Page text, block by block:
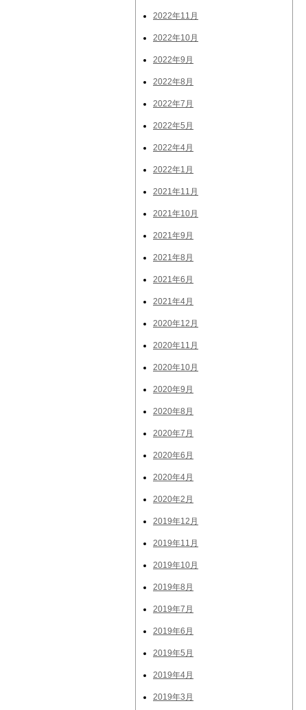
2022年11月
2022年10月
2022年9月
2022年8月
2022年7月
2022年5月
2022年4月
2022年1月
2021年11月
2021年10月
2021年9月
2021年8月
2021年6月
2021年4月
2020年12月
2020年11月
2020年10月
2020年9月
2020年8月
2020年7月
2020年6月
2020年4月
2020年2月
2019年12月
2019年11月
2019年10月
2019年8月
2019年7月
2019年6月
2019年5月
2019年4月
2019年3月